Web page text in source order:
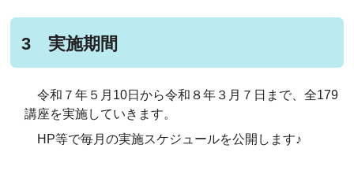
3 実施期間
令和７年５月10日から令和８年３月７日まで、全179
講座を実施していきます。
HP等で毎月の実施スケジュールを公開します♪